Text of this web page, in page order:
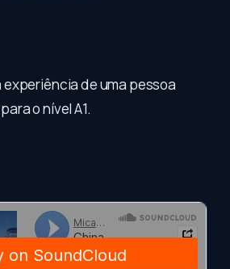
de uma pessoa
o nível A1.